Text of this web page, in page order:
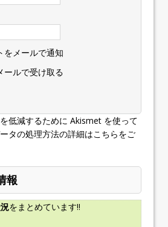
をメールで通知
ールで受け取る
低減するために Akismet を使って
タの処理方法の詳細はこちらをご
報
をまとめています!!